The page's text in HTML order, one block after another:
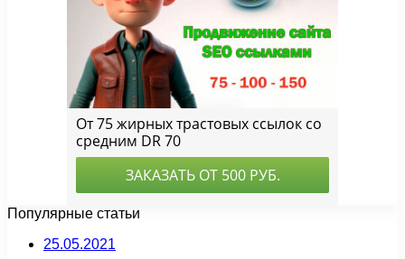
Популярные статьи
25.05.2021